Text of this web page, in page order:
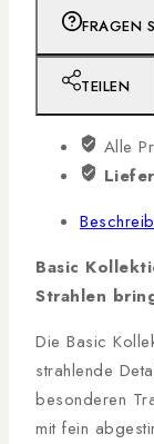
FRAGEN
TEILEN
Alle
Basic
Strahlen
Die Basic
strahlende
besonderen
mit fein